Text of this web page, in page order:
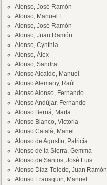
Alonso, José Ramón
Alonso, Manuel L.
Alonso, José Ramón
Alonso, Juan Ramón
Alonso, Cynthia
Alonso, Álex
Alonso, Sandra
Alonso Alcalde, Manuel
Alonso Alemany, Raúl
Alonso Alonso, Fernando
Alonso Andújar, Fernando
Alonso Berná, Marta
Alonso Blanco, Victoria
Alonso Català, Manel
Alonso de Agustín, Patricia
Alonso de la Sierra, Gemma
Alonso de Santos, José Luis
Alonso Díaz-Toledo, Juan Ramón
Alonso Erausquin, Manuel